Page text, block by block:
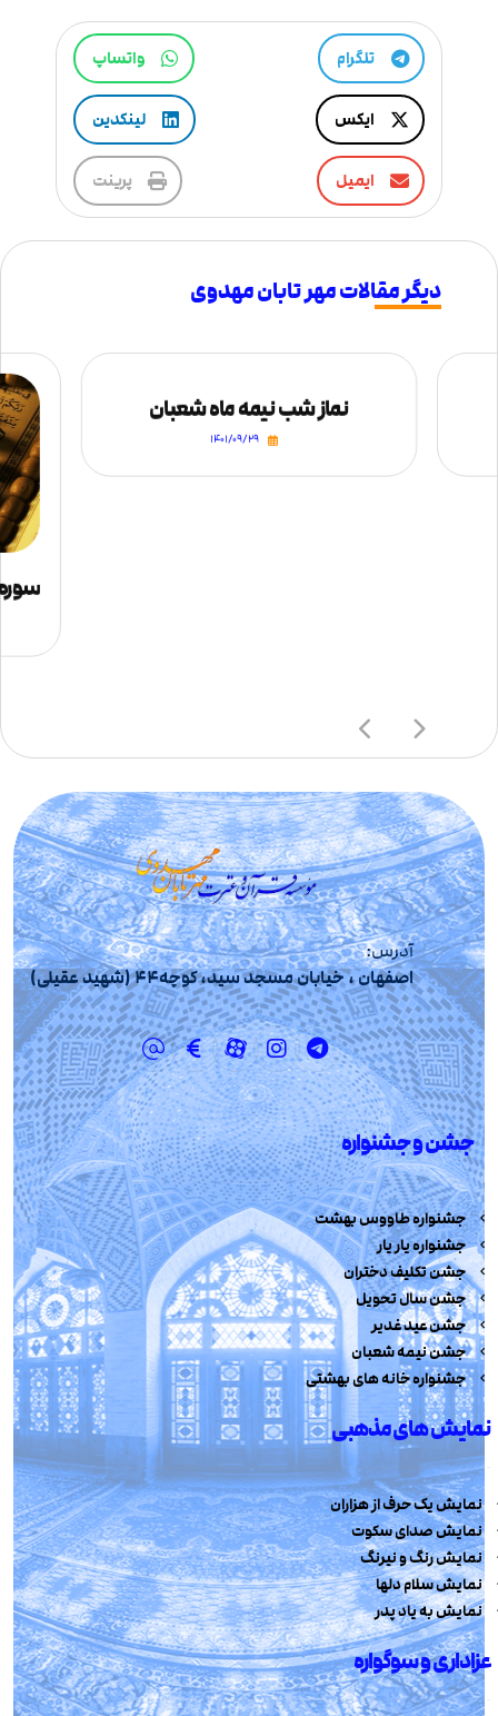
تلگرام واتساپ
ایکس لینکدین
ایمیل پرینت
دیگر مقالات مهر تابان مهدوی
سوره بقره ۱۱۴ –
نماز شب نیمه ماه شعبان
۱۴۰۱/۰۹/۲۹
آدرس:
اصفهان ، خیابان مسجد سید، کوچه44 (شهید عقیلی)
جشن و جشنواره
جشنواره طاووس بهشت
جشنواره یار یار
جشن تکلیف دختران
جشن سال تحویل
جشن عید غدیر
جشن نیمه شعبان
جشنواره خانه های بهشتی
نمایش های مذهبی
نمایش یک حرف از هزاران
نمایش صدای سکوت
نمایش رنگ و نیرنگ
نمایش سلام دلها
نمایش به یاد پدر
عزاداری و سوگواره